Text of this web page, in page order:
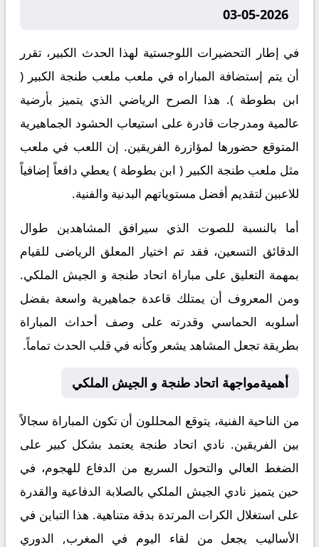
2026-05-03
في إطار التحضيرات اللوجستية لهذا الحدث الكبير، تقرر
أن يتم إستضافة المباراه في ملعب ملعب طنجة الكبير (
ابن بطوطة ). هذا الصرح الرياضي الذي يتميز بأرضية
عالمية ومدرجات قادرة على استيعاب الحشود الجماهيرية
المتوقع حضورها لمؤازرة الفريقين. إن اللعب في ملعب
مثل ملعب طنجة الكبير ( ابن بطوطة ) يعطي دافعاً إضافياً
للاعبين لتقديم أفضل مستوياتهم البدنية والفنية.
أما بالنسبة للصوت الذي سيرافق المشاهدين طوال
الدقائق التسعين، فقد تم اختيار المعلق الرياضى للقيام
بمهمة التعليق على مباراة اتحاد طنجة و الجيش الملكي.
ومن المعروف أن يمتلك قاعدة جماهيرية واسعة بفضل
أسلوبه الحماسي وقدرته على وصف أحداث المباراة
بطريقة تجعل المشاهد يشعر وكأنه في قلب الحدث تماماً.
أهميةمواجهة اتحاد طنجة و الجيش الملكي
من الناحية الفنية، يتوقع المحللون أن تكون المباراة سجالاً
بين الفريقين. نادي اتحاد طنجة يعتمد بشكل كبير على
الضغط العالي والتحول السريع من الدفاع للهجوم، في
حين يتميز نادي الجيش الملكي بالصلابة الدفاعية والقدرة
على استغلال الكرات المرتدة بدقة متناهية. هذا التباين في
الأساليب يجعل من لقاء اليوم في المغرب, الدوري